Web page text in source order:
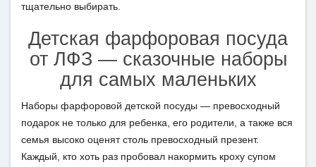
тщательно выбирать.
Детская фарфоровая посуда
от ЛФЗ — сказочные наборы
для самых маленьких
Наборы фарфоровой детской посуды — превосходный
подарок не только для ребенка, его родители, а также вся
семья высоко оценят столь превосходный презент.
Каждый, кто хоть раз пробовал накормить кроху супом